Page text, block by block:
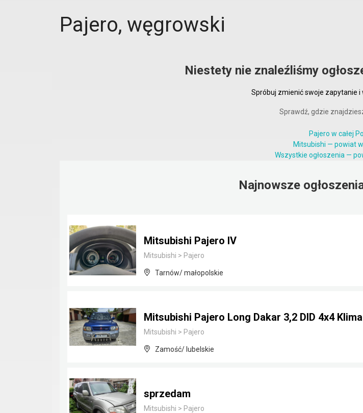
Pajero, węgrowski
Niestety nie znaleźliśmy
Spróbuj zmienić swoje zapytanie i
Sprawdź, gdzie
Pajero w całej
Mitsubishi — powiat
Wszystkie ogłoszenia —
Najnowsze
Mitsubishi Pajero IV
Mitsubishi > Pajero
Tarnów/ małopolskie
Mitsubishi Pajero Long Dakar 3,2 DID 4x4
Mitsubishi > Pajero
Zamość/ lubelskie
sprzedam
Mitsubishi > Pajero